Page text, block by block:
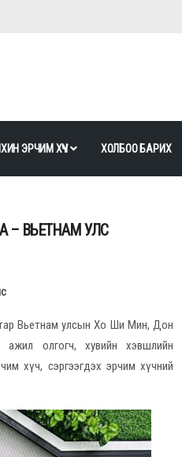
ЭРЧИМ ХҮЧ ХОЛБОО БАРИХ
– ВЬЕТНАМ УЛС
Вьетнам улсын Хо Ши Мин, Дон
олгогч, хувийн хэвшлийн
хүч, сэргээгдэх эрчим хүчний